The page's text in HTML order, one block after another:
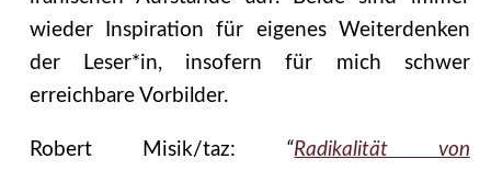
wieder Inspiration für eigenes Weiterdenken
der Leser*in, insofern für mich schwer
erreichbare Vorbilder.
Robert Misik/taz: “Radikalität von